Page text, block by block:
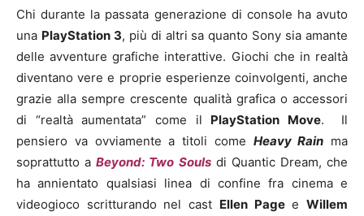
Chi durante la passata generazione di console ha avuto
una PlayStation 3, più di altri sa quanto Sony sia amante
delle avventure grafiche interattive. Giochi che in realtà
diventano vere e proprie esperienze coinvolgenti, anche
grazie alla sempre crescente qualità grafica o accessori
di “realtà aumentata” come il PlayStation Move. Il
pensiero va ovviamente a titoli come Heavy Rain ma
soprattutto aBeyond: Two Soulsdi Quantic Dream, che
ha annientato qualsiasi linea di confine fra cinema e
videogioco scritturando nel cast Ellen PageeWillem